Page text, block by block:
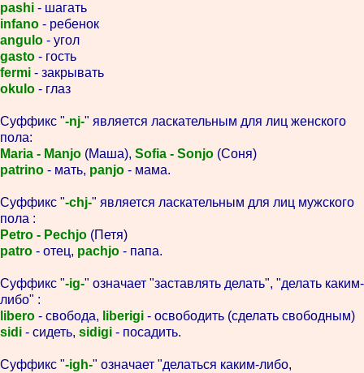
pashi - шагать
infano - ребенок
angulo - угол
gasto - гость
fermi - закрывать
okulo - глаз
Суффикс "-nj-" является ласкательным для лиц женского
пола:
Maria - Manjo (Маша), Sofia - Sonjo (Соня)
patrino - мать, panjo - мама.
Суффикс "-chj-" является ласкательным для лиц мужского
пола :
Petro - Pechjo (Петя)
patro - отец, pachjo - папа.
Суффикс "-ig-" означает "заставлять делать", "делать каким-
либо" :
libero - свобода, liberigi - освободить (сделать свободным)
sidi - сидеть, sidigi - посадить.
Суффикс "-igh-" означает "делаться каким-либо,